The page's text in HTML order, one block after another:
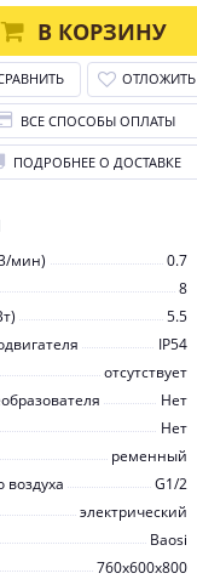
мин)
0.7
8
5.5
IP54
отсутствует
Нет
Нет
ременный
воздуха
G1/2
электрический
Baosi
760x600x800
В КОРЗИНУ
ОТЛОЖИТЬ
ВСЕ СПОСОБЫ ОПЛАТЫ
ПОДРОБНЕЕ О ДОСТАВКЕ